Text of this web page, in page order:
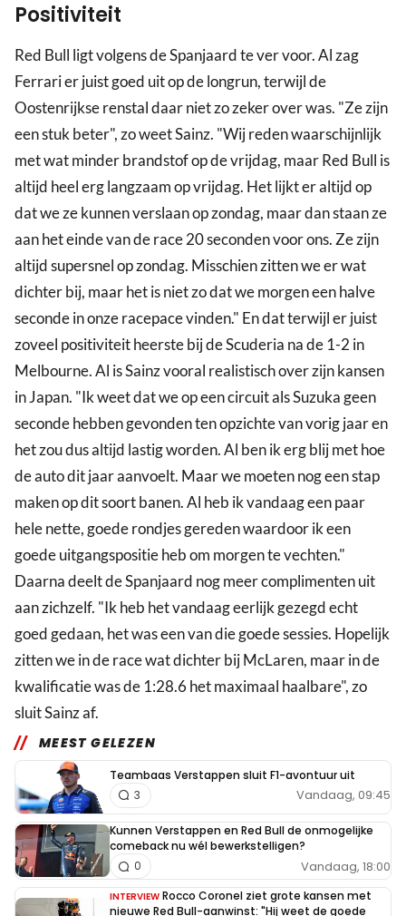
Positiviteit
Red Bull ligt volgens de Spanjaard te ver voor. Al zag
Ferrari er juist goed uit op de longrun, terwijl de
Oostenrijkse renstal daar niet zo zeker over was. "Ze zijn
een stuk beter", zo weet Sainz. "Wij reden waarschijnlijk
met wat minder brandstof op de vrijdag, maar Red Bull is
altijd heel erg langzaam op vrijdag. Het lijkt er altijd op
dat we ze kunnen verslaan op zondag, maar dan staan ze
aan het einde van de race 20 seconden voor ons. Ze zijn
altijd supersnel op zondag. Misschien zitten we er wat
dichter bij, maar het is niet zo dat we morgen een halve
seconde in onze racepace vinden." En dat terwijl er juist
zoveel positiviteit heerste bij de Scuderia na de 1-2 in
Melbourne. Al is Sainz vooral realistisch over zijn kansen
in Japan. "Ik weet dat we op een circuit als Suzuka geen
seconde hebben gevonden ten opzichte van vorig jaar en
het zou dus altijd lastig worden. Al ben ik erg blij met hoe
de auto dit jaar aanvoelt. Maar we moeten nog een stap
maken op dit soort banen. Al heb ik vandaag een paar
hele nette, goede rondjes gereden waardoor ik een
goede uitgangspositie heb om morgen te vechten."
Daarna deelt de Spanjaard nog meer complimenten uit
aan zichzelf. "Ik heb het vandaag eerlijk gezegd echt
goed gedaan, het was een van die goede sessies. Hopelijk
zitten we in de race wat dichter bij McLaren, maar in de
kwalificatie was de 1:28.6 het maximaal haalbare", zo
sluit Sainz af.
MEEST GELEZEN
Teambaas Verstappen sluit F1-avontuur uit
Vandaag, 09:45
3
Kunnen Verstappen en Red Bull de onmogelijke
comeback nu wél bewerkstelligen?
Vandaag, 18:00
0
INTERVIEW Rocco Coronel ziet grote kansen met
nieuwe Red Bull-aanwinst: "Hij weet de goede